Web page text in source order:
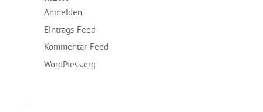
Anmelden
Eintrags-Feed
Kommentar-Feed
WordPress.org